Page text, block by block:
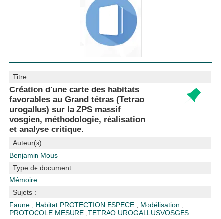
Titre :
Création d'une carte des habitats
favorables au Grand tétras (Tetrao
urogallus) sur la ZPS massif
vosgien, méthodologie, réalisation
et analyse critique.
Auteur(s) :
Benjamin Mous
Type de document :
Mémoire
Sujets :
Faune ; Habitat PROTECTION ESPECE ; Modélisation ;
PROTOCOLE MESURE ;TETRAO UROGALLUSVOSGES